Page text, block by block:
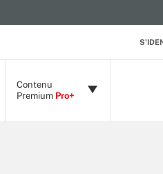
Contenu
Premium Pro+